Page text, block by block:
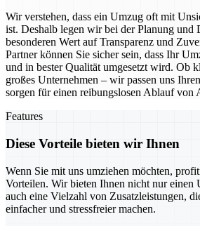
Wir verstehen, dass ein Umzug oft mit
ist. Deshalb legen wir bei der Planung und
besonderen Wert auf Transparenz und
Partner können Sie sicher sein, dass Ihr
und in bester Qualität umgesetzt wird. Ob
großes Unternehmen – wir passen uns
sorgen für einen reibungslosen Ablauf von
Features
Diese Vorteile bieten wir Ihnen
Wenn Sie mit uns umziehen möchten,
Vorteilen. Wir bieten Ihnen nicht nur einen
auch eine Vielzahl von Zusatzleistungen,
einfacher und stressfreier machen.